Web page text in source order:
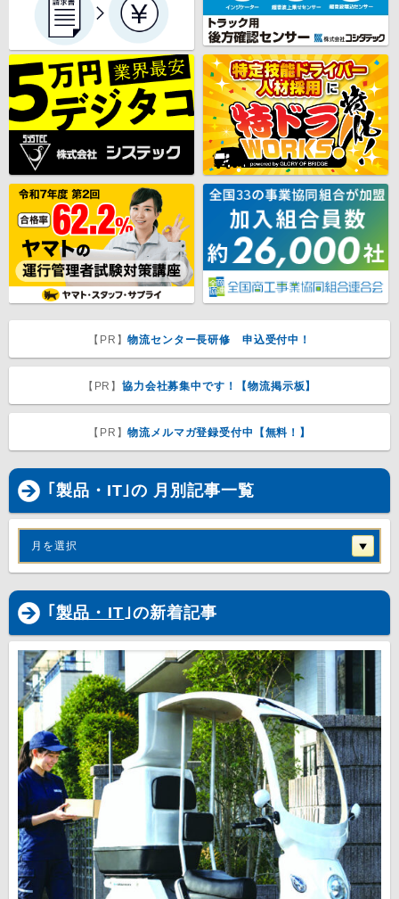
【PR】物流センター長研修 申込受付中！
【PR】協力会社募集中です！【物流掲示板】
【PR】物流メルマガ登録受付中【無料！】
｢製品・IT｣の 月別記事一覧
月を選択
｢ 製品・IT｣の新着記事